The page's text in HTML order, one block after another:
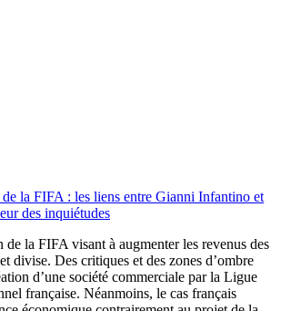
la FIFA : les liens entre Gianni Infantino et
des inquiétudes
la FIFA visant à augmenter les revenus des
divise. Des critiques et des zones d’ombre
d’une société commerciale par la Ligue
française. Néanmoins, le cas français